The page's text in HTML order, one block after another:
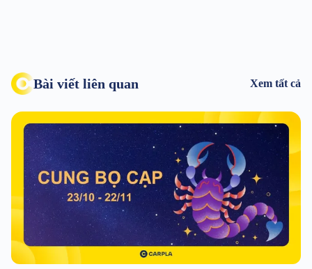
Bài viết liên quan Xem tất cả